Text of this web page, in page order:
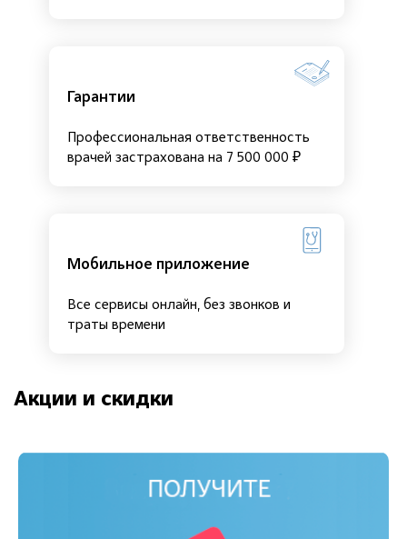
Гарантии
Профессиональная ответственность
врачей застрахована на 7 500 000 ₽
Мобильное приложение
Все сервисы онлайн, без звонков и
траты времени
Акции и скидки